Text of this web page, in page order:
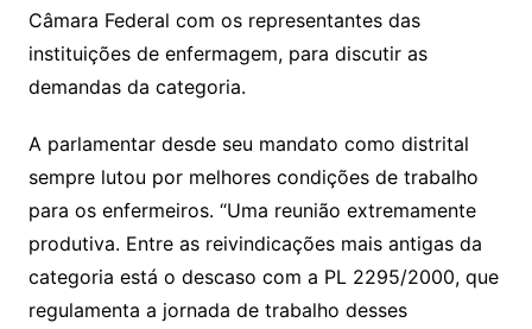
Câmara Federal com os representantes das
instituições de enfermagem, para discutir as
demandas da categoria.
A parlamentar desde seu mandato como distrital
sempre lutou por melhores condições de trabalho
para os enfermeiros. “Uma reunião extremamente
produtiva. Entre as reivindicações mais antigas da
categoria está o descaso com a PL 2295/2000, que
regulamenta a jornada de trabalho desses